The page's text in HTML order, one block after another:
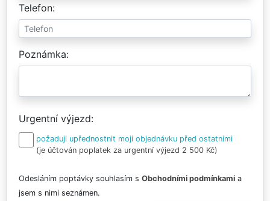
Telefon
Poznámka
Urgentní výjezd
požaduji upřednostnit moji objednávku před ostatními
(je účtován poplatek za urgentní výjezd 2 500 Kč)
Odesláním poptávky souhlasím s Obchodními podmínkami a
jsem s nimi seznámen.